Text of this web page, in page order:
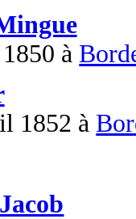
à
1852 à
Jacob